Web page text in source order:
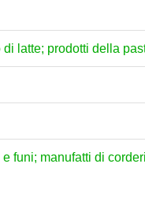
latte; prodotti della
funi; manufatti di